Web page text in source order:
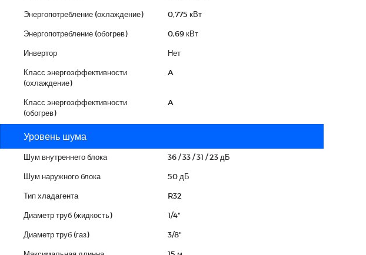
Энергопотребление (охлаждение) 0,775 кВт
Энергопотребление (обогрев) 0,69 кВт
Инвертор Нет
Класс энергоэффективности
(охлаждение)
A
Класс энергоэффективности
(обогрев)
A
Уровень шума
Шум внутреннего блока 36 / 33 / 31 / 23 дБ
Шум наружного блока 50 дБ
Тип хладагента R32
Диаметр труб (жидкость) 1/4"
Диаметр труб (газ) 3/8"